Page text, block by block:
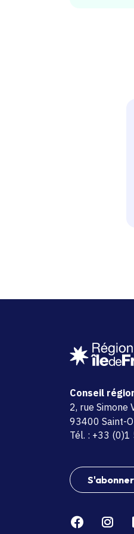
Conseil
adresse
2, rue Simone
code postal
93400 Saint-
Tél. : +33
Facebook